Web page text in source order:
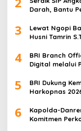
Darah, Bantu
3
Lewat Ngopi
Husni Tamrin
4
BRI Branch
Digital melalui
5
BRI Dukung
Harkopnas
6
Kapolda-
Komitmen